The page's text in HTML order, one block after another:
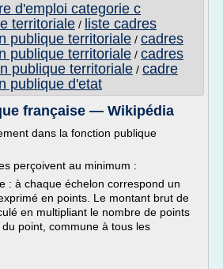
d'emploi categorie c
territoriale / liste cadres
publique territoriale / cadres
publique territoriale / cadres
publique territoriale / cadre
publique d'etat
française — Wikipédia
dans la fonction publique
perçoivent au minimum :
: à chaque échelon correspond un
en points. Le montant brut de
en multipliant le nombre de points
point, commune à tous les